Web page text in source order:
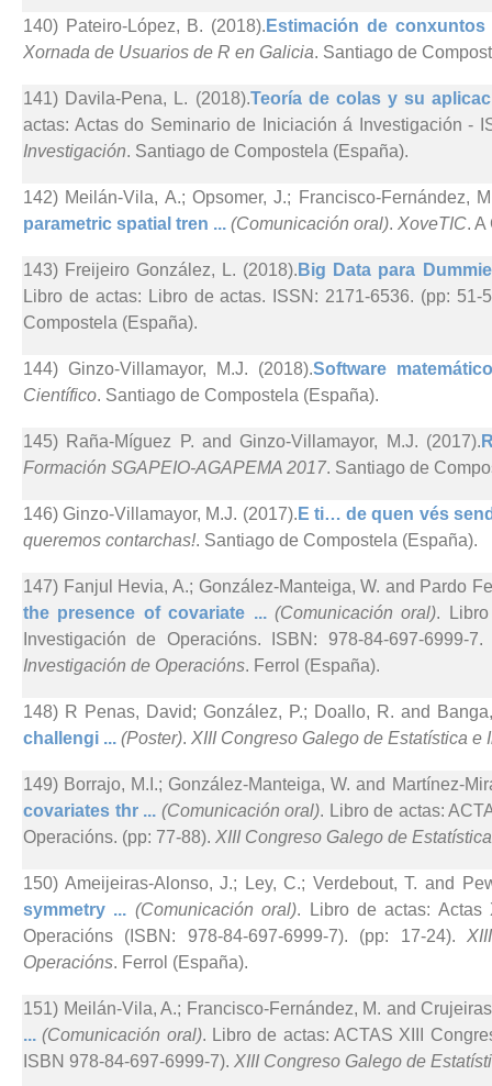
140) Pateiro-López, B. (2018). Estimación de
Xornada de Usuarios de R en Galicia. Santiago de
141) Davila-Pena, L. (2018).Teoría de colas y su
actas: Actas do Seminario de Iniciación á Investigación -
Investigación. Santiago de Compostela (España).
142) Meilán-Vila, A.; Opsomer, J.; Francisco-Fernández,
parametric spatial tren ... (Comunicación oral). XoveTIC. A
143) Freijeiro González, L. (2018). Big Data para
Libro de actas: Libro de actas. ISSN: 2171-6536. (pp: 51-
Compostela (España).
144) Ginzo-Villamayor, M.J. (2018).Software
Científico. Santiago de Compostela (España).
145) Raña-Míguez P. and Ginzo-Villamayor, M.J. (2017).
Formación SGAPEIO-AGAPEMA 2017. Santiago de
146) Ginzo-Villamayor, M.J. (2017). E ti… de quen vés
queremos contarchas!. Santiago de Compostela (España).
147) Fanjul Hevia, A.; González-Manteiga, W. and Pardo
the presence of covariate ... (Comunicación oral).
Investigación de Operacións. ISBN: 978-84-697-6999-
Investigación de Operacións. Ferrol (España).
148) R Penas, David; González, P.; Doallo, R. and
challengi ... (Poster). XIII Congreso Galego de Estatística e
149) Borrajo, M.I.; González-Manteiga, W. and Martínez-
covariates thr ... (Comunicación oral). Libro de actas:
Operacións. (pp: 77-88). XIII Congreso Galego de
150) Ameijeiras-Alonso, J.; Ley, C.; Verdebout, T. and
symmetry ... (Comunicación oral). Libro de actas: Actas
Operacións (ISBN: 978-84-697-6999-7). (pp: 17-24).
Operacións. Ferrol (España).
151) Meilán-Vila, A.; Francisco-Fernández, M. and
...(Comunicación oral). Libro de actas: ACTAS XIII
ISBN 978-84-697-6999-7). XIII Congreso Galego de